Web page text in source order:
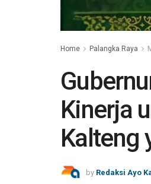
Home Palangka Raya
Kinerja
Kalteng
by Redaksi Ayo